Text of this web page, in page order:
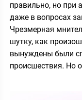
правильно, но при
даже в вопросах
Чрезмерная
шутку, как
вынуждены были
происшествия. Но